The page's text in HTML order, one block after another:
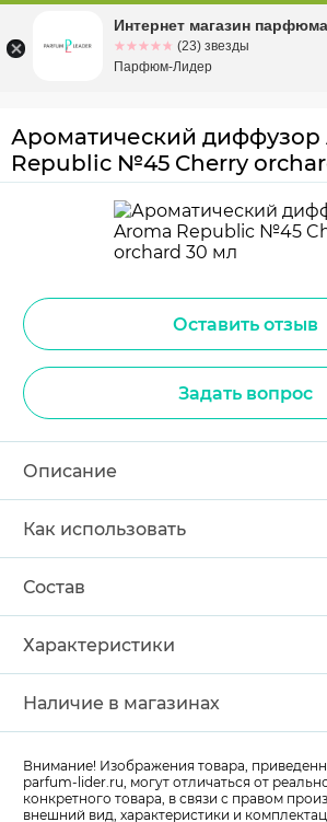
Омскул. Заозерная, 11, к. 1
Ароматический диффузор
Republic №45 Cherry
Оставить отзыв
Задать вопрос
Описание
Как использовать
Состав
Характеристики
Наличие в магазинах
Внимание! Изображения товара,
parfum-lider.ru, могут отличаться от
конкретного товара, в связи с правом
внешний вид, характеристики и
Интернет магазин парфюма
☆☆☆☆☆
★★★★★ (23) звезды
Парфюм-Лидер